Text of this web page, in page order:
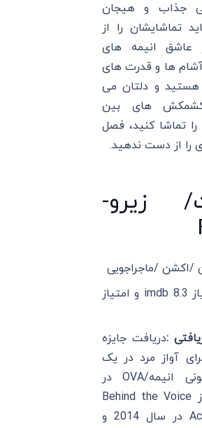
جذاب و هیجان
تماشایشان را از
انیمه های
آشام ها و قدرت های
و دلتان می
های بین
تماشا کنید، فصل
را از دست ندهید.
زیرو-
/اکشن /ماجراجویی
امتیاز imdb 8.3 و امتیاز
:دریافت جایزه
آواز مرد در یک
سریال تلویزیونی انیمه/OVA در
نقش مکمل از Behind the Voice
Actors Awards در سال 2014 و